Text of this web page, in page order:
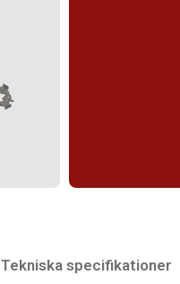
Tekniska specifikationer